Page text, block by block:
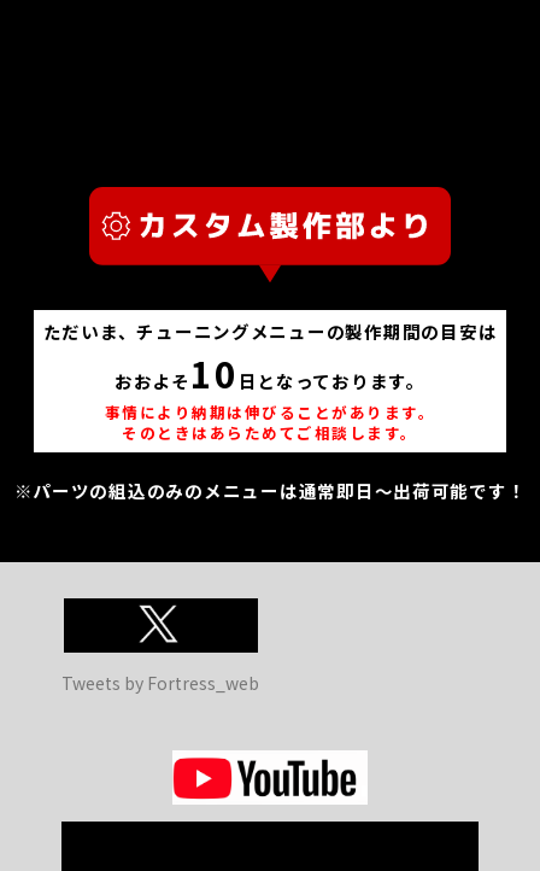
ただいま、チューニングメニューの製作期間の目安は
おおよそ 10 日となっております。
事情により納期は伸びることがあります。
そのときはあらためてご相談します。
※パーツの組込のみのメニューは通常即日～出荷可能です！
Tweets by Fortress_web